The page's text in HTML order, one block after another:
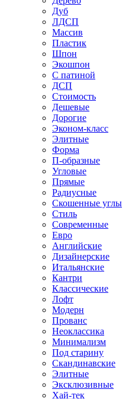
Дуб
ЛДСП
Массив
Пластик
Шпон
Экошпон
С патиной
ДСП
Стоимость
Дешевые
Дорогие
Эконом-класс
Элитные
Форма
П-образные
Угловые
Прямые
Радиусные
Скошенные углы
Стиль
Современные
Евро
Английские
Дизайнерские
Итальянские
Кантри
Классические
Лофт
Модерн
Прованс
Неоклассика
Минимализм
Под старину
Скандинавские
Элитные
Эксклюзивные
Хай-тек